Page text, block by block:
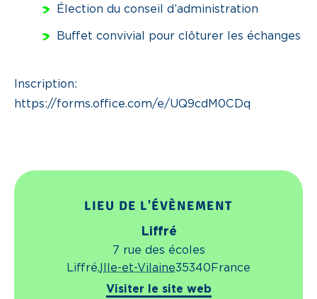
Élection du conseil d’administration
Buffet convivial pour clôturer les échanges
Inscription:
https://forms.office.com/e/UQ9cdM0CDq
LIEU DE L'ÉVÈNEMENT
Liffré
7 rue des écoles
Liffré,Ille-et-Vilaine35340France
Visiter le site web